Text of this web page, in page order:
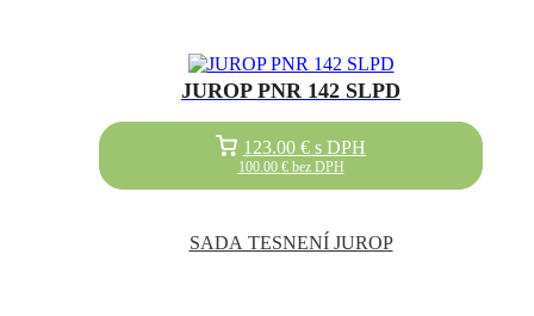
JUROP PNR 142 SLPD
SADA TESNENÍ JUROP
123.00 € s DPH
100.00 €bez DPH